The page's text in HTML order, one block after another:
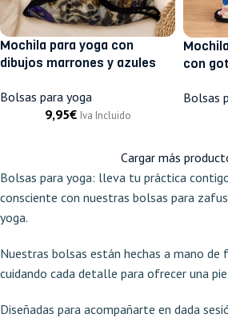
Mochila para yoga con
dibujos marrones y azules
Bolsas para yoga
9,95€ Iva Incluido
con
Bolsas
Cargar más
Bolsas para yoga: lleva tu práctica
consciente con nuestras bolsas para
yoga.
Nuestras bolsas están hechas a mano de
cuidando cada detalle para ofrecer una
Diseñadas para acompañarte en dada